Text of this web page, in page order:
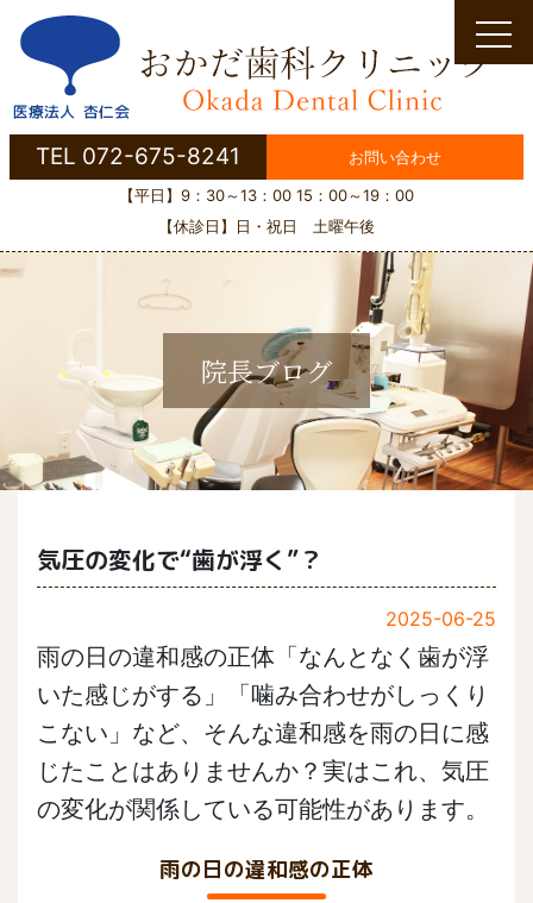
Skip
content
TEL 072-675-8241
お問い合わせ
【平日】9：30～13：00 15：00～19：00
【休診日】日・祝日 土曜午後
院長ブログ
気圧の変化で“歯が浮く”？
2025-06-25
雨の日の違和感の正体「なんとなく歯が浮
いた感じがする」「噛み合わせがしっくり
こない」など、そんな違和感を雨の日に感
じたことはありませんか？実はこれ、気圧
の変化が関係している可能性があります。
雨の日の違和感の正体